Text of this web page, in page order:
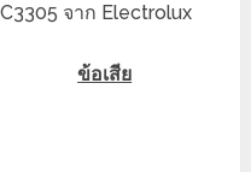
จาก Electrolux
ข้อเสีย